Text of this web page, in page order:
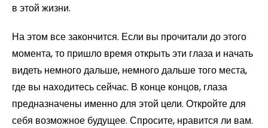
в этой жизни.
На этом все закончится. Если вы прочитали до этого
момента, то пришло время открыть эти глаза и начать
видеть немного дальше, немного дальше того места,
где вы находитесь сейчас. В конце концов, глаза
предназначены именно для этой цели. Откройте для
себя возможное будущее. Спросите, нравится ли вам.